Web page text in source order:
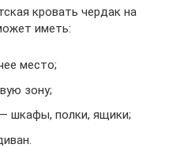
кровать чердак на
иметь:
место;
зону;
шкафы, полки, ящики;